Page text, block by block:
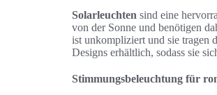
Solarleuchten sind eine
von der Sonne und benötigen
ist unkompliziert und sie tragen
Designs erhältlich, sodass sie
Stimmungsbeleuchtung für